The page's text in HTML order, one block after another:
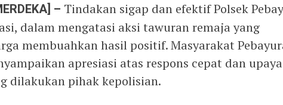
– Tindakan sigap dan efektif Polsek
dalam mengatasi aksi tawuran remaja yang
membuahkan hasil positif. Masyarakat
apresiasi atas respons cepat dan upaya
dilakukan pihak kepolisian.